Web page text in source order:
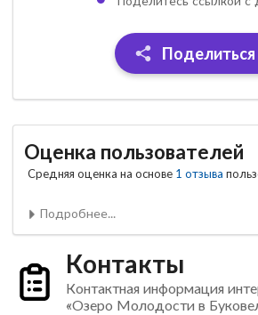
Поделиться
Оценка пользователей
Средняя оценка на основе 1 отзыва
Подробнее...
Контакты
Контактная информация
«Озеро Молодости в